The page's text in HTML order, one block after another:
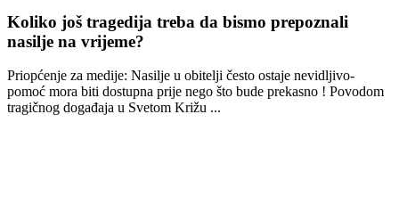
Koliko još tragedija treba da bismo prepoznali
nasilje na vrijeme?
Priopćenje za medije: Nasilje u obitelji često ostaje nevidljivo-
pomoć mora biti dostupna prije nego što bude prekasno ! Povodom
tragičnog događaja u Svetom Križu ...